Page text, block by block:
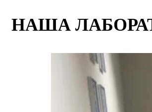
НАША